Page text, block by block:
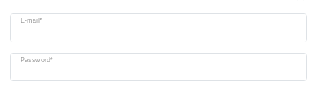
E-mail*
Password*